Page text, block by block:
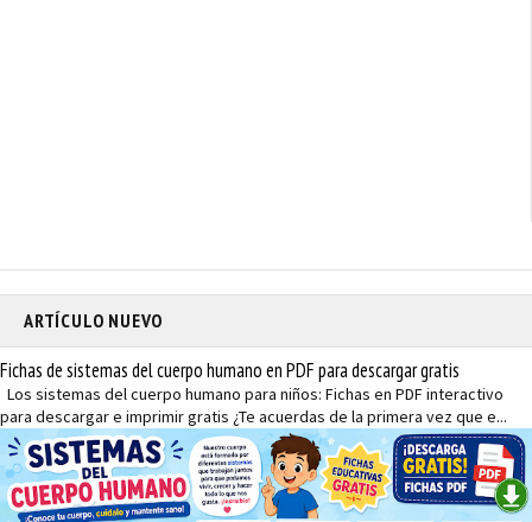
ARTÍCULO NUEVO
Fichas de sistemas del cuerpo humano en PDF para descargar gratis
Los sistemas del cuerpo humano para niños: Fichas en PDF interactivo
para descargar e imprimir gratis ¿Te acuerdas de la primera vez que e...